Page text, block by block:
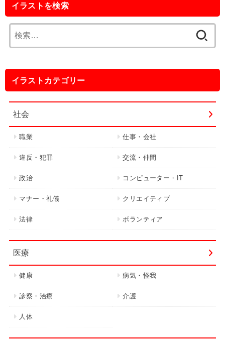
イラストを検索
索:
イラストカテゴリー
社会
職業 仕事・会社
違反・犯罪 交流・仲間
政治 コンピューター・IT
マナー・礼儀 クリエイティブ
法律 ボランティア
医療
健康 病気・怪我
診察・治療 介護
人体